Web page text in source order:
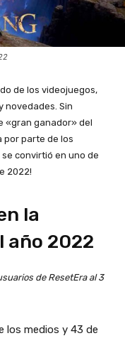
de los videojuegos,
novedades. Sin
«gran ganador» del
por parte de los
se convirtió en uno de
2022!
la
año 2022
de ResetEra al 3
los medios y 43 de